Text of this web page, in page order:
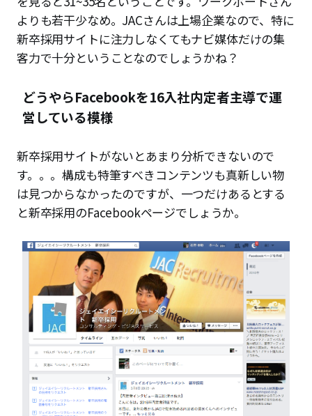
よりも若干少なめ。JACさんは上場企業なので、特に
新卒採用サイトに注力しなくてもナビ媒体だけの集
客力で十分ということなのでしょうかね？
どうやらFacebookを16入社内定者主導で運
営している模様
新卒採用サイトがないとあまり分析できないので
す。。。構成も特筆すべきコンテンツも真新しい物
は見つからなかったのですが、一つだけあるとする
と新卒採用のFacebookページでしょうか。